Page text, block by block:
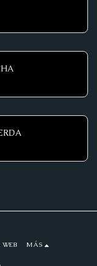
MÁS